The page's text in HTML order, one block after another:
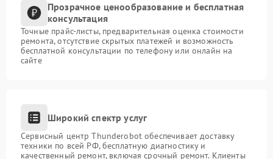
Прозрачное ценообразование и бесплатная
консультация
Точные прайс-листы, предварительная оценка стоимости
ремонта, отсутствие скрытых платежей и возможность
бесплатной консультации по телефону или онлайн на
сайте
Широкий спектр услуг
Сервисный центр Thunderobot обеспечивает доставку
техники по всей РФ, бесплатную диагностику и
качественный ремонт, включая срочный ремонт. Клиенты